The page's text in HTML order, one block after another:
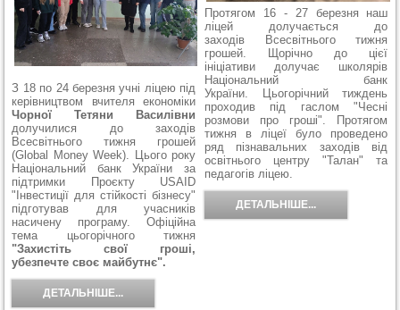
З 18 по 24 березня учні ліцею під
керівництвом вчителя економіки
Чорної Тетяни Василівни
долучилися до заходів
Всесвітнього тижня грошей
(Global Money Week). Цього року
Національний банк України за
підтримки Проєкту USAID
"Інвестиції для стійкості бізнесу"
підготував для учасників
насичену програму. Офіційна
тема цьогорічного тижня
"Захистіть свої гроші,
убезпечте своє майбутнє".
ДЕТАЛЬНІШЕ...
Протягом 16 - 27 березня наш
ліцей долучається до
заходів Всесвітнього тижня
грошей. Щорічно до цієї
ініціативи долучає школярів
Національний банк
України. Цьогорічний тиждень
проходив під гаслом "Чесні
розмови про гроші". Протягом
тижня в ліцеї було проведено
ряд пізнавальних заходів від
освітнього центру "Талан" та
педагогів ліцею.
ДЕТАЛЬНІШЕ...